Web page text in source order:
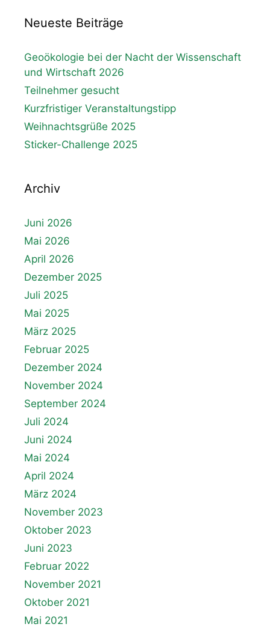
Neueste Beiträge
Geoökologie bei der Nacht der Wissenschaft
und Wirtschaft 2026
Teilnehmer gesucht
Kurzfristiger Veranstaltungstipp
Weihnachtsgrüße 2025
Sticker-Challenge 2025
Archiv
Juni 2026
Mai 2026
April 2026
Dezember 2025
Juli 2025
Mai 2025
März 2025
Februar 2025
Dezember 2024
November 2024
September 2024
Juli 2024
Juni 2024
Mai 2024
April 2024
März 2024
November 2023
Oktober 2023
Juni 2023
Februar 2022
November 2021
Oktober 2021
Mai 2021